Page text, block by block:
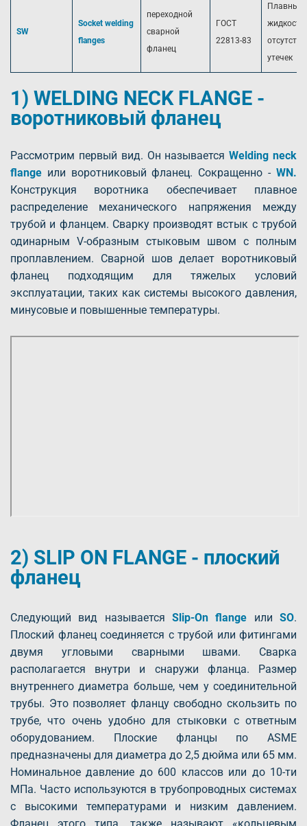
SW
Socket welding
flanges
переходной
сварной
фланец
ГОСТ
22813-83
Плавный
жидкости,
утечек
1) WELDING NECK FLANGE -
воротниковый фланец
Рассмотрим первый вид. Он называетсяWelding neck
flange или воротниковый фланец. Сокращенно - WN.
Конструкция воротника обеспечивает плавное
распределение механического напряжения между
трубой и фланцем. Сварку производят встык с трубой
одинарным V-образным стыковым швом с полным
проплавлением. Сварной шов делает воротниковый
фланец подходящим для тяжелых условий
эксплуатации, таких как системы высокого давления,
минусовые и повышенные температуры.
2) SLIP ON FLANGE - плоский
фланец
Следующий вид называется Slip-On flange илиSO.
Плоский фланец соединяется с трубой или фитингами
двумя угловыми сварными швами. Сварка
располагается внутри и снаружи фланца. Размер
внутреннего диаметра больше, чем у соединительной
трубы. Это позволяет фланцу свободно скользить по
трубе, что очень удобно для стыковки с ответным
оборудованием. Плоские фланцы по ASME
предназначены для диаметра до 2,5 дюйма или 65 мм.
Номинальное давление до 600 классов или до 10-ти
МПа. Часто используются в трубопроводных системах
с высокими температурами и низким давлением.